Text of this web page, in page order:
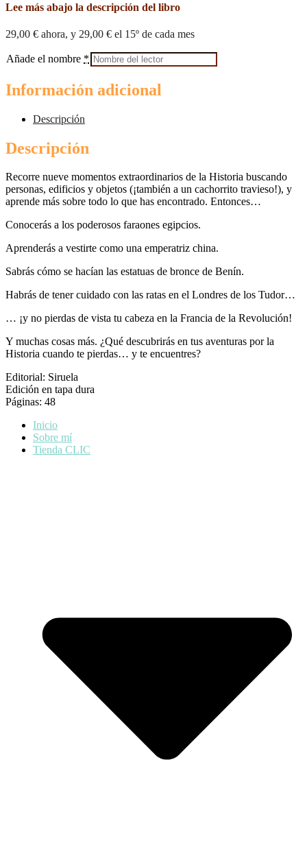
Lee más abajo la descripción del libro
29,00 € ahora, y 29,00 € el 15º de cada mes
Añade el nombre *
Información adicional
Descripción
Descripción
Recorre nueve momentos extraordinarios de la Historia buscando
personas, edificios y objetos (¡también a un cachorrito travieso!), y
aprende más sobre todo lo que has encontrado. Entonces…
Conocerás a los poderosos faraones egipcios.
Aprenderás a vestirte como una emperatriz china.
Sabrás cómo se hacían las estatuas de bronce de Benín.
Habrás de tener cuidado con las ratas en el Londres de los Tudor…
… ¡y no pierdas de vista tu cabeza en la Francia de la Revolución!
Y muchas cosas más. ¿Qué descubrirás en tus aventuras por la
Historia cuando te pierdas… y te encuentres?
Editorial: Siruela
Edición en tapa dura
Páginas: 48
Inicio
Sobre mí
Tienda CLIC